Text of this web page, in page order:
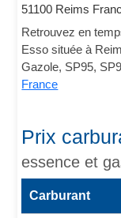
51100 Reims
Retrouvez en
Esso située à
Gazole, SP95,
France
Prix
essence et
Carburant